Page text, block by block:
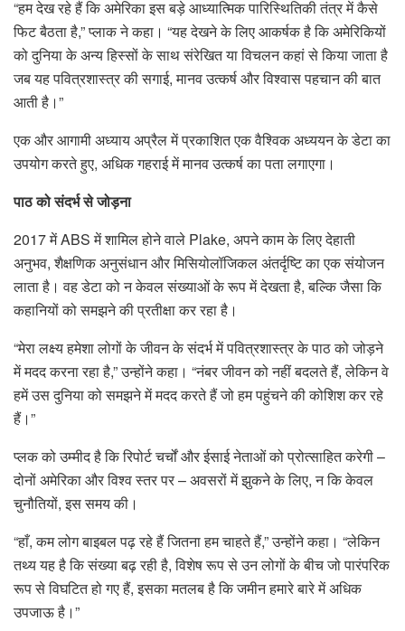
“हम देख रहे हैं कि अमेरिका इस बड़े आध्यात्मिक पारिस्थितिकी तंत्र में कैसे
फिट बैठता है,” प्लाक ने कहा। “यह देखने के लिए आकर्षक है कि अमेरिकियों
को दुनिया के अन्य हिस्सों के साथ संरेखित या विचलन कहां से किया जाता है
जब यह पवित्रशास्त्र की सगाई, मानव उत्कर्ष और विश्वास पहचान की बात
आती है।”
एक और आगामी अध्याय अप्रैल में प्रकाशित एक वैश्विक अध्ययन के डेटा का
उपयोग करते हुए, अधिक गहराई में मानव उत्कर्ष का पता लगाएगा।
पाठ को संदर्भ से जोड़ना
2017 में ABS में शामिल होने वाले Plake, अपने काम के लिए देहाती
अनुभव, शैक्षणिक अनुसंधान और मिसियोलॉजिकल अंतर्दृष्टि का एक संयोजन
लाता है। वह डेटा को न केवल संख्याओं के रूप में देखता है, बल्कि जैसा कि
कहानियों को समझने की प्रतीक्षा कर रहा है।
“मेरा लक्ष्य हमेशा लोगों के जीवन के संदर्भ में पवित्रशास्त्र के पाठ को जोड़ने
में मदद करना रहा है,” उन्होंने कहा। “नंबर जीवन को नहीं बदलते हैं, लेकिन वे
हमें उस दुनिया को समझने में मदद करते हैं जो हम पहुंचने की कोशिश कर रहे
हैं।”
प्लक को उम्मीद है कि रिपोर्ट चर्चों और ईसाई नेताओं को प्रोत्साहित करेगी –
दोनों अमेरिका और विश्व स्तर पर – अवसरों में झुकने के लिए, न कि केवल
चुनौतियों, इस समय की।
“हाँ, कम लोग बाइबल पढ़ रहे हैं जितना हम चाहते हैं,” उन्होंने कहा। “लेकिन
तथ्य यह है कि संख्या बढ़ रही है, विशेष रूप से उन लोगों के बीच जो पारंपरिक
रूप से विघटित हो गए हैं, इसका मतलब है कि जमीन हमारे बारे में अधिक
उपजाऊ है।”